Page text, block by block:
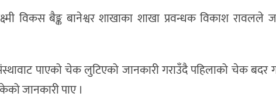
विकस बैङ्क बानेश्वर शाखाका शाखा प्रवन्धक विकाश
पाएको चेक लुटिएको जानकारी गराउँदै पहिलाको चेक बदर
जानकारी पाए ।